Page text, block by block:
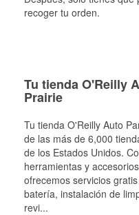
recoger tu orden.
Tu tienda O'Reilly
Prairie
Tu tienda O'Reilly Auto
de las más de 6,000
de los Estados Unidos.
herramientas y
ofrecemos servicios
batería, instalación de
revi...